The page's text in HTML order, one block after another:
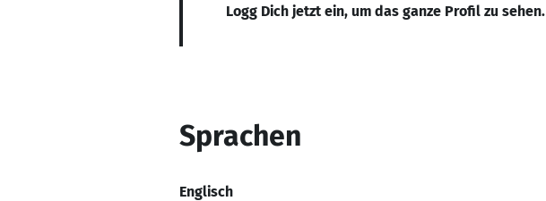
Logg Dich jetzt ein, um das ganze Profil zu sehen.
Sprachen
Englisch